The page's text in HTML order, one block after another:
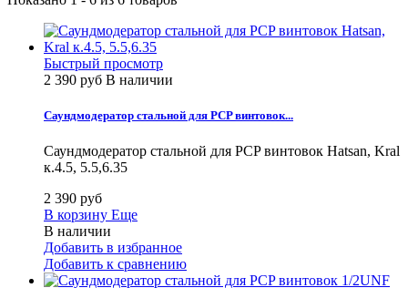
Быстрый просмотр
2 390 руб В наличии
Саундмодератор стальной для PCP винтовок...
Саундмодератор стальной для PCP винтовок Hatsan, Kral
к.4.5, 5.5,6.35
2 390 руб
В корзину Еще
В наличии
Добавить в избранное
Добавить к сравнению